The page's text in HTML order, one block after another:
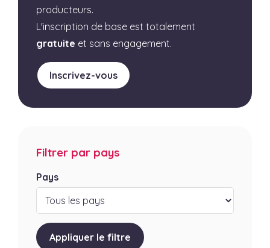
producteurs.
L'inscription de base est totalement
gratuite et sans engagement.
Inscrivez-vous
Filtrer par pays
Pays
Appliquer le filtre